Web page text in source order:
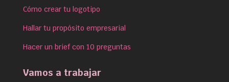
Cómo crear tu logotipo
Hallar tu propósito empresarial
Hacer un brief con 10 preguntas
Vamos a trabajar